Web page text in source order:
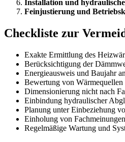
Installation und
Feinjustierung und
Checkliste zur
Exakte Ermittlung des
Berücksichtigung der
Energieausweis und Baujahr
Bewertung von Wärmequellen
Dimensionierung nicht nach
Einbindung hydraulischer
Planung unter Einbeziehung
Einholung von
Regelmäßige Wartung und